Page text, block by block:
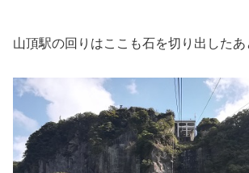
山頂駅の回りはここも石を切り出した